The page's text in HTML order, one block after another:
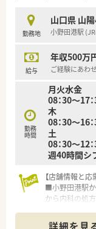
と円滑に連携
【法人特徴につ
わたり地域に
■門前ドクタ
■経理や事務
織としてクリ
【想定される業
■処方箋に基づ
ケアに直結す
■個人在宅13
■2週間の長期
スケジュール
勤務地
山口県 山
小野田港駅
給与
年収500万
ご経験にあわ
勤務
時間
月火水金
08：30～17
木
08：30～16
土
08：30～12
週40時間シ
【店舗情報と応
■小野田港駅
から内科の処
人ひとりと丁